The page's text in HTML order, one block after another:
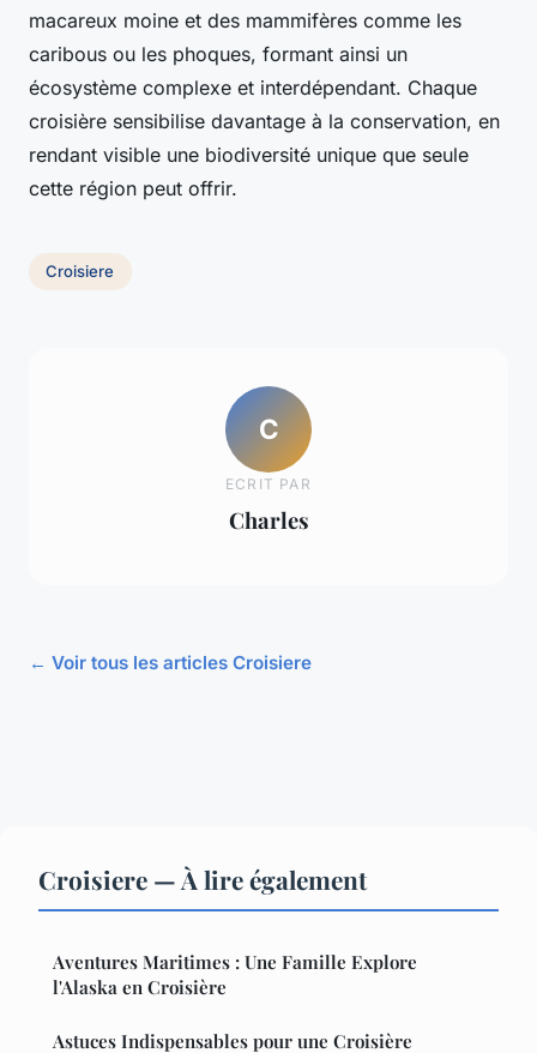
macareux moine et des mammifères comme les
caribous ou les phoques, formant ainsi un
écosystème complexe et interdépendant. Chaque
croisière sensibilise davantage à la conservation, en
rendant visible une biodiversité unique que seule
cette région peut offrir.
Croisiere
C
ECRIT PAR
Charles
← Voir tous les articles Croisiere
Croisiere — À lire également
Aventures Maritimes : Une Famille Explore
l'Alaska en Croisière
Astuces Indispensables pour une Croisière